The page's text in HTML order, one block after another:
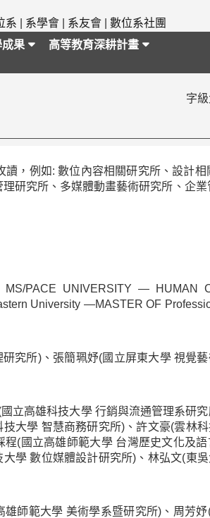
系 系學會 系友會
數位系社團
果
高等教育深耕計畫
字
，例如: 數位內容相關研究所、設計相
研究所、多媒體動畫藝術研究所、企業
PACE UNIVERSITY — HUMAN
University —MASTER OF
究所)、張簡珮妤(國立屏東大學 視覺
立高雄科技大學 行銷與流通管理系研
大學 智慧商務研究所)、許文豪(雲林
(國立高雄師範大學 台灣歷史文化及語
學 數位媒體設計研究所)、林弘文(東
師範大學 美術學系暨研究所)、周芳